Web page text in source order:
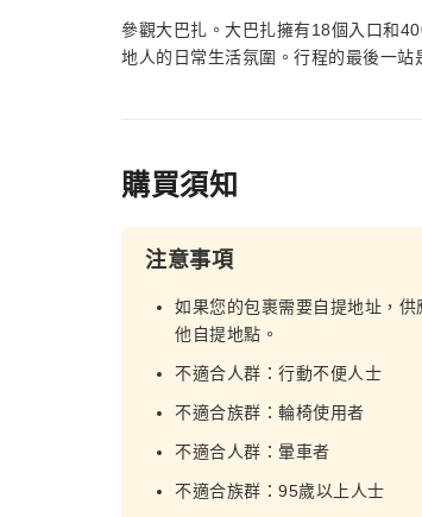
參觀大巴扎。大巴扎擁有18個入口和
地人的日常生活氛圍。行程的最後一站
購買須知
注意事項
如果您的包裹需要自提地址，
他自提地點。
不適合人群：行動不便人士
不適合族群：輪椅使用者
不適合人群：暈車者
不適合族群：95歲以上人士